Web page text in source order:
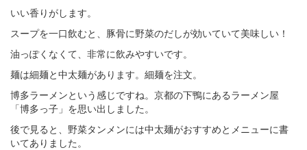
いい香りがします。
スープを一口飲むと、豚骨に野菜のだしが効いていて美味しい！
油っぽくなくて、非常に飲みやすいです。
麺は細麺と中太麺があります。細麺を注文。
博多ラーメンという感じですね。京都の下鴨にあるラーメン屋
「博多っ子」を思い出しました。
後で見ると、野菜タンメンには中太麺がおすすめとメニューに書
いてありました。